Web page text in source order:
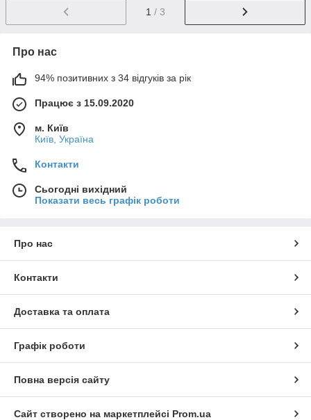
1 / 3
Про нас
94% позитивних з 34 відгуків за рік
Працює з 15.09.2020
м. Київ
Київ, Україна
Контакти
Сьогодні вихідний
Показати весь графік роботи
Про нас
Контакти
Доставка та оплата
Графік роботи
Повна версія сайту
Сайт створено на маркетплейсі Prom.ua